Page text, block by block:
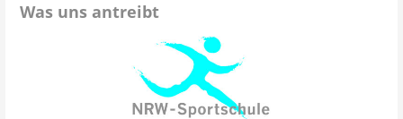
Was uns antreibt